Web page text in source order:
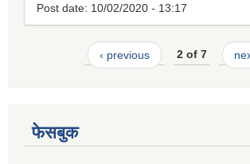
Post date: 10/02/2020 - 13:17
‹ previous 2 of 7
फेसबुक